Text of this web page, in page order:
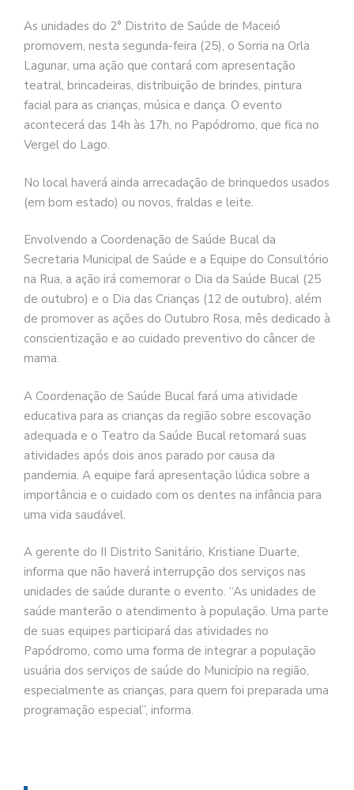
As unidades do 2° Distrito de Saúde de Maceió
promovem, nesta segunda-feira (25), o Sorria na Orla
Lagunar, uma ação que contará com apresentação
teatral, brincadeiras, distribuição de brindes, pintura
facial para as crianças, música e dança. O evento
acontecerá das 14h às 17h, no Papódromo, que fica no
Vergel do Lago.
No local haverá ainda arrecadação de brinquedos usados
(em bom estado) ou novos, fraldas e leite.
Envolvendo a Coordenação de Saúde Bucal da
Secretaria Municipal de Saúde e a Equipe do Consultório
na Rua, a ação irá comemorar o Dia da Saúde Bucal (25
de outubro) e o Dia das Crianças (12 de outubro), além
de promover as ações do Outubro Rosa, mês dedicado à
conscientização e ao cuidado preventivo do câncer de
mama.
A Coordenação de Saúde Bucal fará uma atividade
educativa para as crianças da região sobre escovação
adequada e o Teatro da Saúde Bucal retomará suas
atividades após dois anos parado por causa da
pandemia. A equipe fará apresentação lúdica sobre a
importância e o cuidado com os dentes na infância para
uma vida saudável.
A gerente do II Distrito Sanitário, Kristiane Duarte,
informa que não haverá interrupção dos serviços nas
unidades de saúde durante o evento. “As unidades de
saúde manterão o atendimento à população. Uma parte
de suas equipes participará das atividades no
Papódromo, como uma forma de integrar a população
usuária dos serviços de saúde do Município na região,
especialmente as crianças, para quem foi preparada uma
programação especial”, informa.